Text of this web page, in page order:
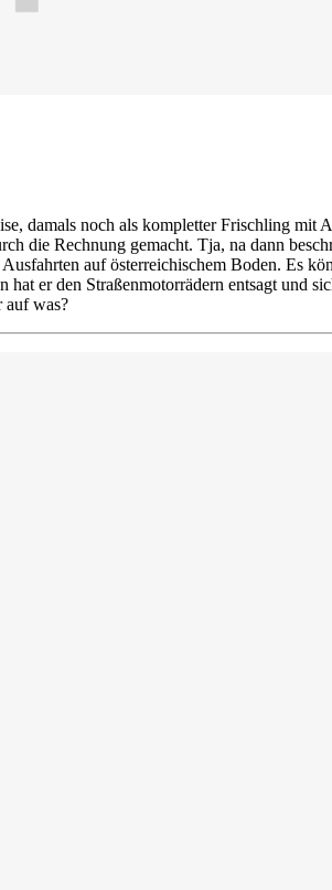
damals noch als kompletter Frischling
die Rechnung gemacht. Tja, na dann
auf österreichischem Boden. Es
er den Straßenmotorrädern entsagt und
auf was?